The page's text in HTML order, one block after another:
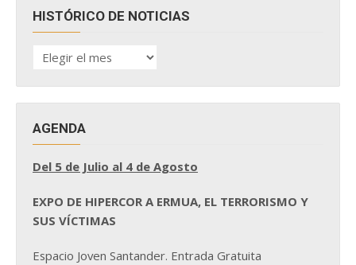
HISTÓRICO DE NOTICIAS
HISTÓRICO
DE
AGENDA
Del 5 de Julio al 4 de Agosto
EXPO DE HIPERCOR A ERMUA, EL TERRORISMO Y
SUS VÍCTIMAS
Espacio Joven Santander. Entrada Gratuita